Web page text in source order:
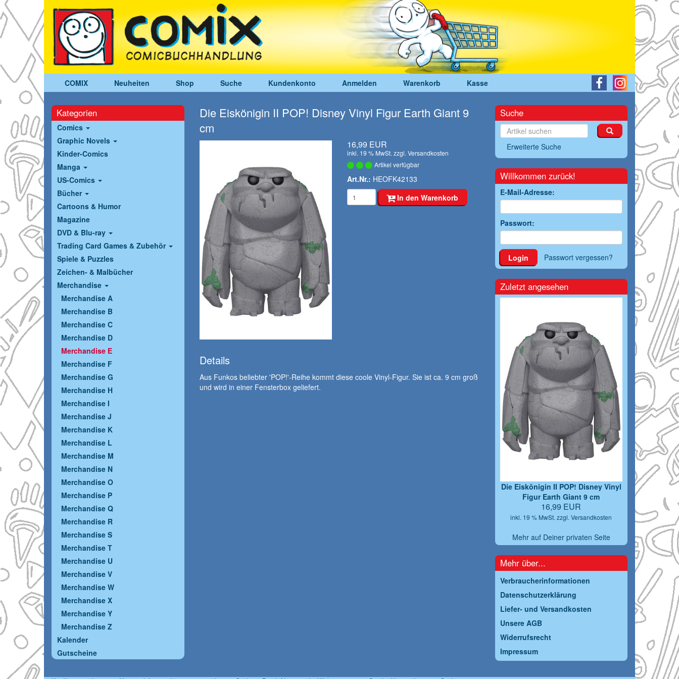
COMIX Neuheiten Shop Suche Kundenkonto Anmelden Warenkorb Kasse
Kategorien
Comics
Graphic Novels
Kinder-Comics
Manga
US-Comics
Bücher
Cartoons & Humor
Magazine
DVD & Blu-ray
Trading Card Games & Zubehör
Spiele & Puzzles
Zeichen- & Malbücher
Merchandise
Merchandise A
Merchandise B
Merchandise C
Merchandise D
Merchandise E
Merchandise F
Merchandise G
Merchandise H
Merchandise I
Merchandise J
Merchandise K
Merchandise L
Merchandise M
Merchandise N
Merchandise O
Merchandise P
Merchandise Q
Merchandise R
Merchandise S
Merchandise T
Merchandise U
Merchandise V
Merchandise W
Merchandise X
Merchandise Y
Merchandise Z
Kalender
Gutscheine
Die Eiskönigin II POP! Disney Vinyl Figur Earth Giant 9
cm
16,99 EUR
inkl. 19 % MwSt. zzgl. Versandkosten
Artikel verfügbar
Art.Nr.: HEOFK42133
In den Warenkorb
Details
Aus Funkos beliebter 'POP!'-Reihe kommt diese coole Vinyl-Figur. Sie ist ca. 9 cm groß
und wird in einer Fensterbox geliefert.
Suche
Erweiterte Suche
Willkommen zurück!
E-Mail-Adresse:
Passwort:
Login Passwort vergessen?
Zuletzt angesehen
Die Eiskönigin II POP! Disney Vinyl
Figur Earth Giant 9 cm
16,99 EUR
inkl. 19 % MwSt. zzgl.Versandkosten
Mehr auf Deiner privaten Seite
Mehr über...
Verbraucherinformationen
Datenschutzerklärung
Liefer- und Versandkosten
Unsere AGB
Widerrufsrecht
Impressum